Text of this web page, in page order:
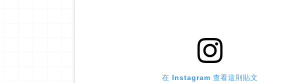
在 Instagram 查看這則貼文